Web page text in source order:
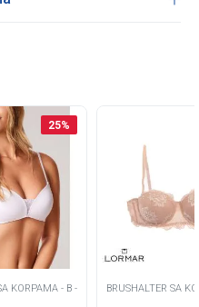
25%
KORPAMA - B - BRUSHALTER SA